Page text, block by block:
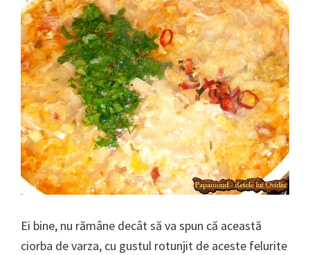
Ei bine, nu rămâne decât să va spun că această
ciorba de varza, cu gustul rotunjit de aceste felurite